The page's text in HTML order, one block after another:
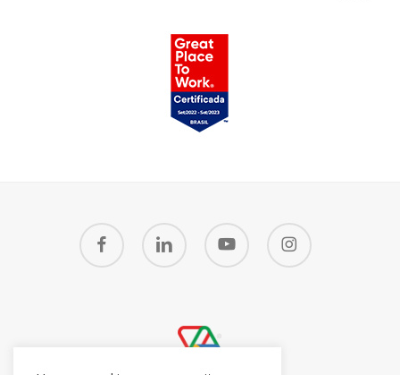
facebook linkedin youtube instagram